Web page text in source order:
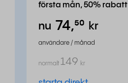
första mån, 50% rabatt
nu kr
74,⁵⁰
användare / månad
normalt kr
149